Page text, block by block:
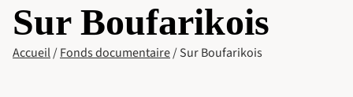
Sur Boufarikois
Accueil/Fonds documentaire/Sur Boufarikois